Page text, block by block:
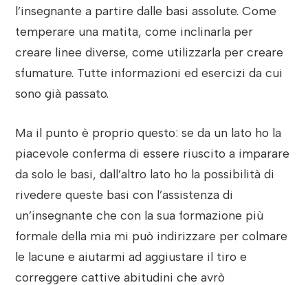
l’insegnante a partire dalle basi assolute. Come
temperare una matita, come inclinarla per
creare linee diverse, come utilizzarla per creare
sfumature. Tutte informazioni ed esercizi da cui
sono già passato.
Ma il punto è proprio questo: se da un lato ho la
piacevole conferma di essere riuscito a imparare
da solo le basi, dall’altro lato ho la possibilità di
rivedere queste basi con l’assistenza di
un’insegnante che con la sua formazione più
formale della mia mi può indirizzare per colmare
le lacune e aiutarmi ad aggiustare il tiro e
correggere cattive abitudini che avrò